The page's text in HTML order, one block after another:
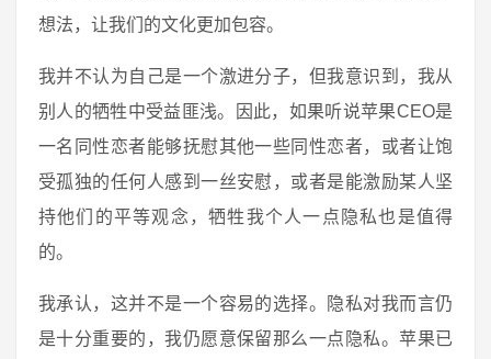
想法，让我们的文化更加包容。
我并不认为自己是一个激进分子，但我意识到，我从
别人的牺牲中受益匪浅。因此，如果听说苹果CEO是
一名同性恋者能够抚慰其他一些同性恋者，或者让饱
受孤独的任何人感到一丝安慰，或者是能激励某人坚
持他们的平等观念，牺牲我个人一点隐私也是值得
的。
我承认，这并不是一个容易的选择。隐私对我而言仍
是十分重要的，我仍愿意保留那么一点隐私。苹果已